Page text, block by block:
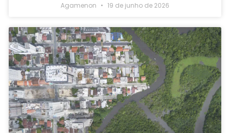
Agamenon 19 de junho de 2026